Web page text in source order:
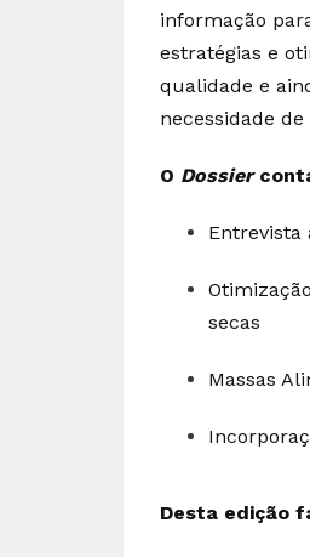
informação
estratégias e
qualidade e
necessidade
O Dossier
Entrevista
secas
Massas
Desta edição